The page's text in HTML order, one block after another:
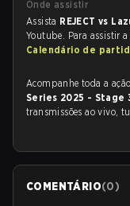
Onde assistir
Assista REJECT vs
Youtube. Para assistir
Calendário de
Acompanhe toda a
Series 2025 - Stage
transmissões ao vivo,
COMENTÁRIO(0)